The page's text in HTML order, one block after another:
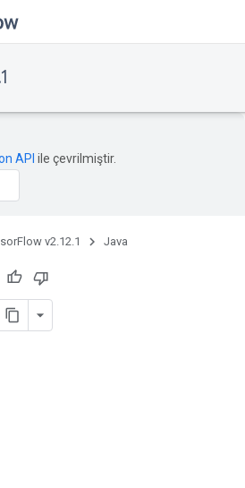
API ile çevrilmiştir.
v2.12.1 Java